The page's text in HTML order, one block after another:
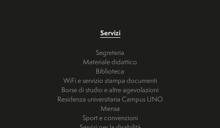
Servizi
Segreteria
Materiale didattico
Biblioteca
WiFi e servizio stampa documenti
Borse di studio e altre agevolazioni
Residenza universitaria Campus UNO
Mensa
Sport e convenzioni